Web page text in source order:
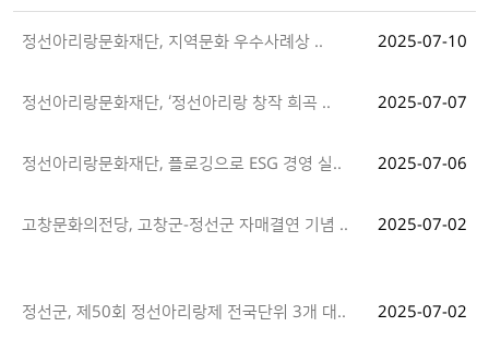
정선아리랑문화재단, 지역문화 우수사례상 .. 2025-07-10
정선아리랑문화재단, ‘정선아리랑 창작 희곡 .. 2025-07-07
정선아리랑문화재단, 플로깅으로 ESG 경영 실.. 2025-07-06
고창문화의전당, 고창군-정선군 자매결연 기념 .. 2025-07-02
정선군, 제50회 정선아리랑제 전국단위 3개 대.. 2025-07-02